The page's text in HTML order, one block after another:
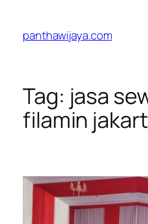
konten
panthawijaya.com
Tag: jasa
filamin